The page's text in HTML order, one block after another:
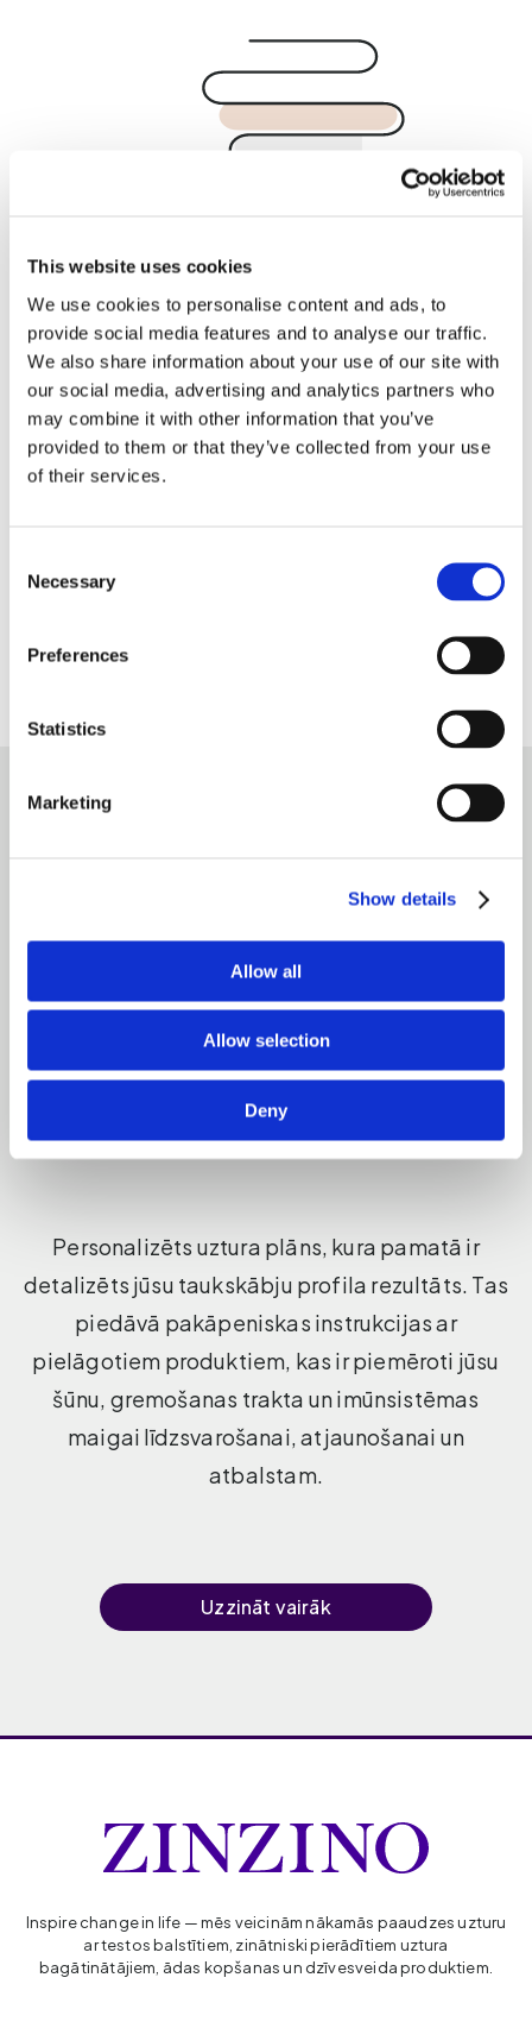
This website uses cookies
We use cookies to personalise content and ads, to
provide social media features and to analyse our traffic.
We also share information about your use of our site with
our social media, advertising and analytics partners who
may combine it with other information that you’ve
provided to them or that they’ve collected from your use
of their services.
Selection
Necessary
Preferences
Statistics
Marketing
Show details
Allow all
Allow selection
Deny
ZinoBiotic+ is a dietary fiber blend that promotes
digestive health by supporting the growth of healthy
bacteria.
Mūsu Xtend+ imunitāti stiprinošais uztura bagātinātājs
uzlabo jūsu enerģiju un atbalsta jūsu dabisko
Pielāgots jūsu uztura bagātinātāju
Personalizēts uztura plāns, kura pamatā ir
detalizēts jūsu taukskābju profila rezultāts. Tas
piedāvā pakāpeniskas instrukcijas ar
pielāgotiem produktiem, kas ir piemēroti jūsu
šūnu, gremošanas trakta un imūnsistēmas
maigai līdzsvarošanai, atjaunošanai un
atbalstam.
Uzzināt vairāk
Inspire change in life — mēs veicinām nākamās paaudzes uzturu
ar testos balstītiem, zinātniski pierādītiem uztura
bagātinātājiem, ādas kopšanas un dzīvesveida produktiem.